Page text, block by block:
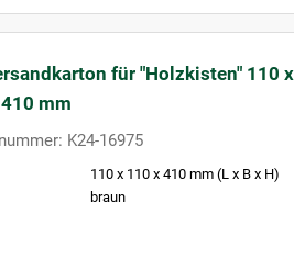
für "Holzkisten" 110 x
mm
K24-16975
110 x 110 x 410 mm (L x B x H)
braun